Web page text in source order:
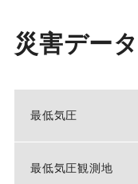
災害データ
最低気圧
最低気圧観測地